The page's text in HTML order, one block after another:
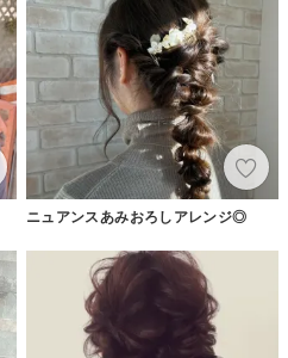
ニュアンスあみおろしアレンジ◎